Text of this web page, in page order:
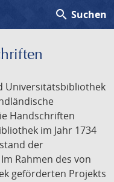
search Suchen
Universitätsbibliothek
Handschriften
im Jahr 1734
der
Rahmen des von
geförderten Projekts